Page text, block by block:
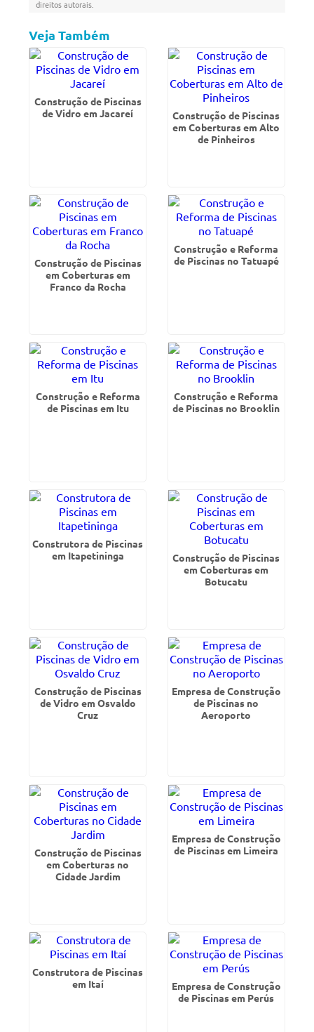
direitos autorais
Veja Também
Construção de Piscinas
de Vidro em Jacareí
Construção de Piscinas
em Coberturas em Alto
de Pinheiros
Construção de Piscinas
em Coberturas em
Franco da Rocha
Construção e Reforma
de Piscinas no Tatuapé
Construção e Reforma
de Piscinas em Itu
Construção e Reforma
de Piscinas no Brooklin
Construtora de Piscinas
em Itapetininga
Construção de Piscinas
em Coberturas em
Botucatu
Construção de Piscinas
de Vidro em Osvaldo
Cruz
Empresa de Construção
de Piscinas no
Aeroporto
Construção de Piscinas
em Coberturas no
Cidade Jardim
Empresa de Construção
de Piscinas em Limeira
Construtora de Piscinas
em Itaí
Empresa de Construção
de Piscinas em Perús